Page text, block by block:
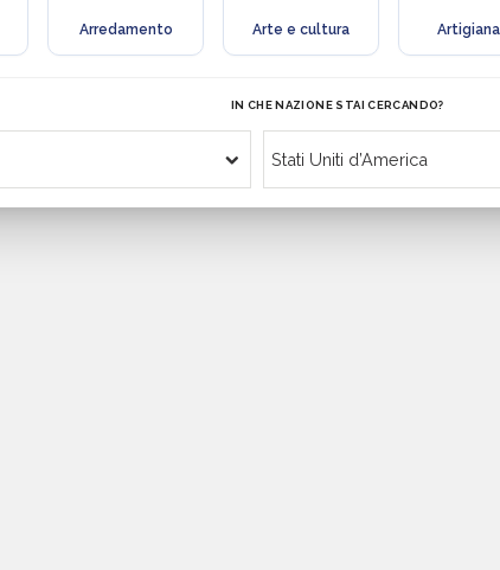
Arredamento Arte e cultura
IN CHE NAZIONE STAI CERCANDO?